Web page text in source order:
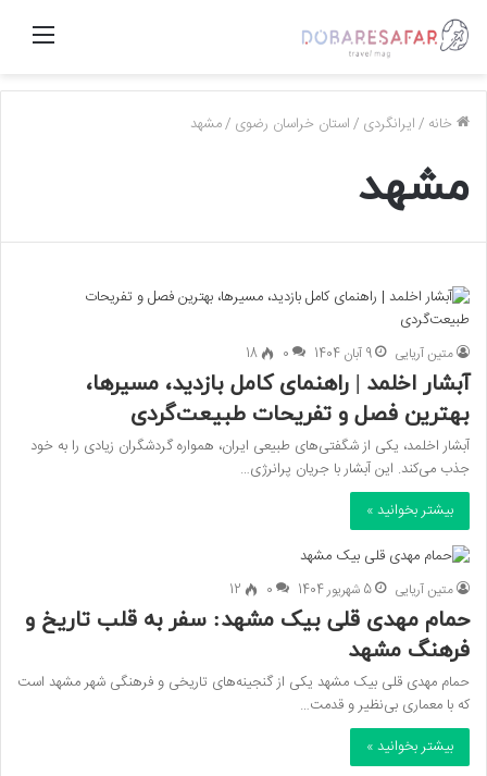
منو
خانه /ایرانگردی /استان خراسان رضوی /مشهد
مشهد
متین آریایی 9 آبان 1404 0
18
آبشار اخلمد | راهنمای کامل بازدید، مسیرها،
بهترین فصل و تفریحات طبیعت‌گردی
آبشار اخلمد، یکی از شگفتی‌های طبیعی ایران، همواره گردشگران زیادی را به خود
جذب می‌کند. این آبشار با جریان پرانرژی…
بیشتر بخوانید »
متین آریایی 5 شهریور 1404 0
12
حمام مهدی قلی بیک مشهد: سفر به قلب تاریخ و
فرهنگ مشهد
حمام مهدی قلی بیک مشهد یکی از گنجینه‌های تاریخی و فرهنگی شهر مشهد است
که با معماری بی‌نظیر و قدمت…
بیشتر بخوانید »